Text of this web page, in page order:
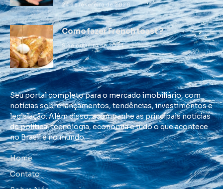
24 de fevereiro de 2026
Como fazer French toast ?
9 de outubro de 2024
Seu portal completo para o mercado imobiliário, com
notícias sobre lançamentos, tendências, investimentos e
legislação. Além disso, acompanhe as principais notícias
de política, tecnologia, economia e tudo o que acontece
no Brasil e no mundo.
Home
Contato